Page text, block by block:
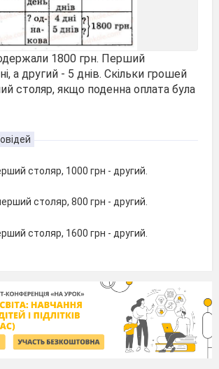
1800 грн. Перший
а другий - 5 днів. Скільки грошей
столяр, якщо поденна оплата була
столяр, 1000 грн - другий.
столяр, 800 грн - другий.
столяр, 1600 грн - другий.